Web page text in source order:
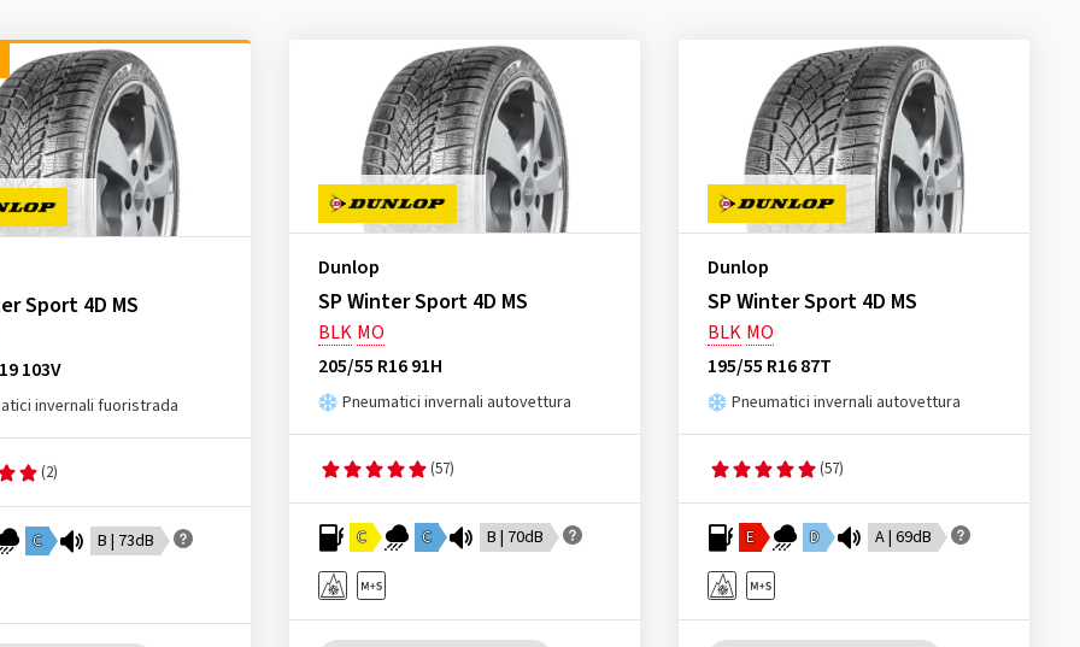
Sport 4D MS
103V
invernali fuoristrada
(2)
C B | 73dB
Dunlop
SP Winter Sport 4D MS
BLK MO
205/55 R16 91H
Pneumatici invernali autovettura
(57)
C C B | 70dB
Dunlop
SP Winter Sport 4D MS
BLK MO
195/55 R16 87T
Pneumatici invernali autovettura
(57)
E D A | 69dB